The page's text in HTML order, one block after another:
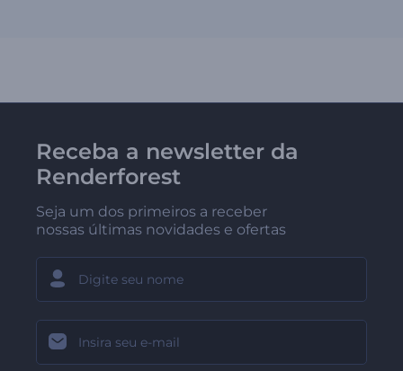
Receba a newsletter da
Renderforest
Seja um dos primeiros a receber
nossas últimas novidades e ofertas